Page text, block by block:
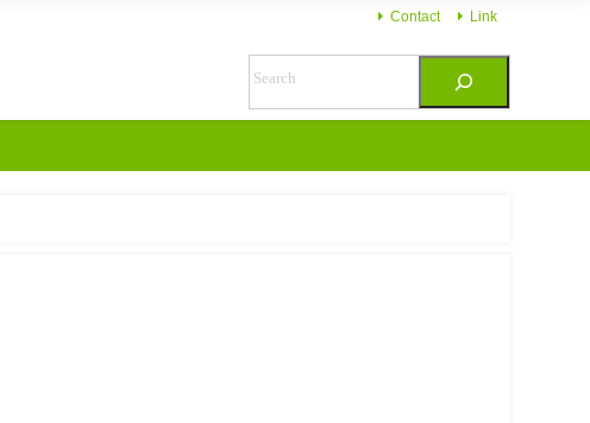
Contact Link